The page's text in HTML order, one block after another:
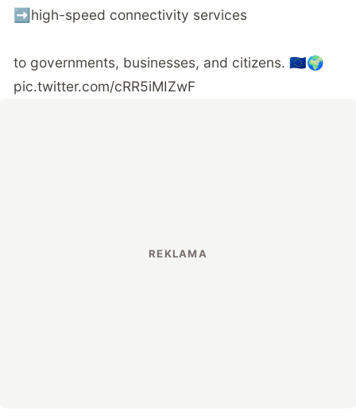
➡️high-speed connectivity services
to governments, businesses, and citizens. 🇪🇺🌍
pic.twitter.com/cRR5iMIZwF